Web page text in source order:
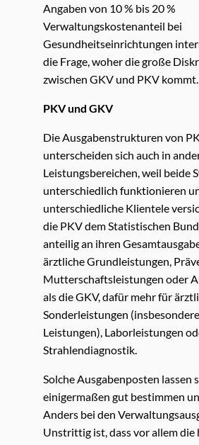
Angaben von 10 % bis 20 %
Verwaltungskostenanteil bei
Gesundheitseinrichtungen
die Frage, woher die große
zwischen GKV und PKV kommt.
PKV und GKV
Die Ausgabenstrukturen von
unterscheiden sich auch in
Leistungsbereichen, weil beide
unterschiedlich funktionieren
unterschiedliche Klientele
die PKV dem Statistischen
anteilig an ihren
ärztliche Grundleistungen,
Mutterschaftsleistungen oder
als die GKV, dafür mehr für
Sonderleistungen
Leistungen), Laborleistungen
Strahlendiagnostik.
Solche Ausgabenposten lassen
einigermaßen gut bestimmen
Anders bei den
Unstrittig ist, dass vor allem die